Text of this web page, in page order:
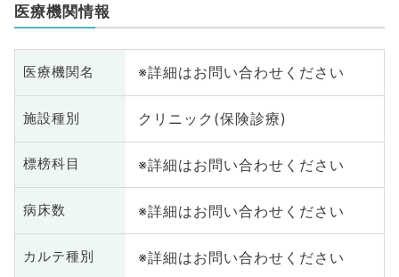
医療機関情報
医療機関名 ※詳細はお問い合わせください
施設種別 クリニック(保険診療)
標榜科目 ※詳細はお問い合わせください
病床数 ※詳細はお問い合わせください
カルテ種別 ※詳細はお問い合わせください